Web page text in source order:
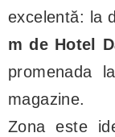
excelentă: la
m de Hotel
promenada
magazine.
Zona este